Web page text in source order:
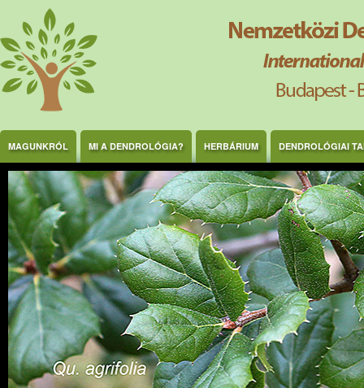
Ugrás a tartalomra
MAGUNKRÓL MI A DENDROLÓGIA? HERBÁRIUM DENDROLÓGIAI